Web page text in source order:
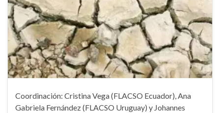
Coordinación: Cristina Vega (FLACSO Ecuador), Ana
Gabriela Fernández (FLACSO Uruguay) y Johannes